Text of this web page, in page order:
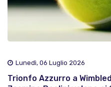
Lunedì, 06 Luglio 2026
Trionfo Azzurro a